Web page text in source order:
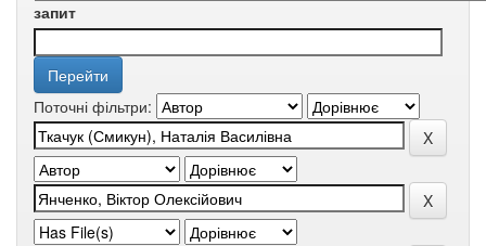
запит
Поточні фільтри: